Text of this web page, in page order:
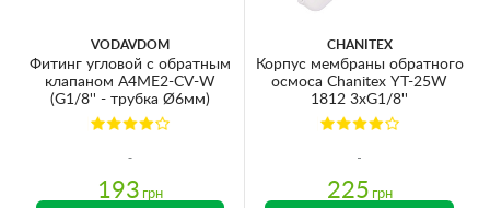
VODAVDOM
Фитинг угловой с обратным
клапаном A4ME2-CV-W
(G1/8'' - трубка Ø6мм)
193 грн
CHANITEX
Корпус мембраны обратного
осмоса Chanitex YT-25W
1812 3хG1/8''
225 грн